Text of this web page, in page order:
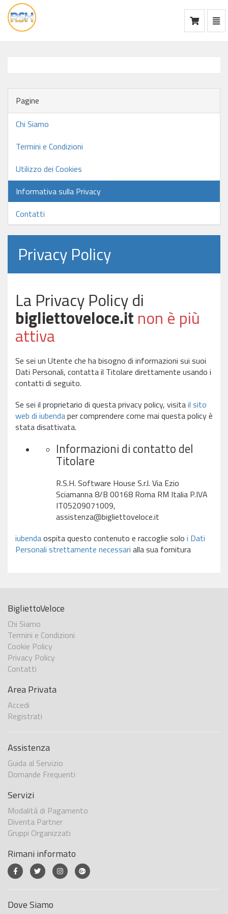
vai
alla
Pagine
Chi Siamo
Termini e Condizioni
Utilizzo dei Cookies
Informativa sulla Privacy
Contatti
Privacy Policy
La Privacy Policy di
bigliettoveloce.it non è più
attiva
Se sei un Utente che ha bisogno di informazioni sui suoi
Dati Personali, contatta il Titolare direttamente usando i
contatti di seguito.
Se sei il proprietario di questa privacy policy, visitail sito
web di iubendaper comprendere come mai questa policy è
stata disattivata.
Informazioni di contatto del
Titolare
R.S.H. Software House S.r.l. Via Ezio
Sciamanna 8/B 00168 Roma RM Italia P.IVA
IT05209071009,
assistenza@bigliettoveloce.it
iubendaospita questo contenuto e raccoglie solo i Dati
Personali strettamente necessari alla sua fornitura
BigliettoVeloce
Chi Siamo
Termini e Condizioni
Cookie Policy
Privacy Policy
Contatti
Area Privata
Accedi
Registrati
Assistenza
Guida al Servizio
Domande Frequenti
Servizi
Modalità di Pagamento
Diventa Partner
Gruppi Organizzati
Rimani informato
Dove Siamo